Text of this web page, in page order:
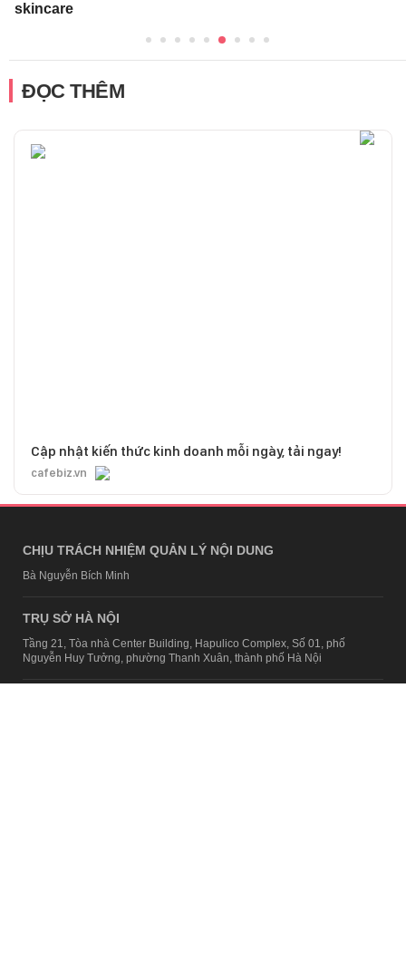
skincare
ĐỌC THÊM
Cập nhật kiến thức kinh doanh mỗi ngày, tải ngay!
cafebiz.vn
CHỊU TRÁCH NHIỆM QUẢN LÝ NỘI DUNG
Bà Nguyễn Bích Minh
TRỤ SỞ HÀ NỘI
Tầng 21, Tòa nhà Center Building, Hapulico Complex, Số 01, phố
Nguyễn Huy Tưởng, phường Thanh Xuân, thành phố Hà Nội